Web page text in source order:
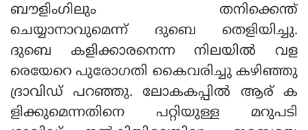
ബൗളിംഗിലും തനിക്കെന്ത്
ചെയ്യാനാവുമെന്ന് ദുബെ തെളിയിച്ചു.
ദുബെ കളിക്കാരനെന്ന നിലയില്‍ വള
രെയേറെ പുരോഗതി കൈവരിച്ചു കഴിഞ്ഞു
ദ്രാവിഡ് പറഞ്ഞു. ലോകകപ്പില്‍ ആര് ക
ളിക്കുമെന്നതിനെ പറ്റിയുള്ള മറുപടി